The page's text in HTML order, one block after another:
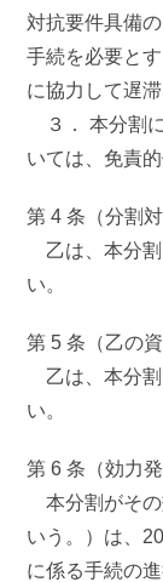
対抗要件具備
手続を必要と
に協力して遅
３． 本分割
いては、免責
第 4 条（分割
乙は、本分割
い。
第 5 条（乙の
乙は、本分割
い。
第 6 条（効力発
本分割がその
いう。）は、
に係る手続の